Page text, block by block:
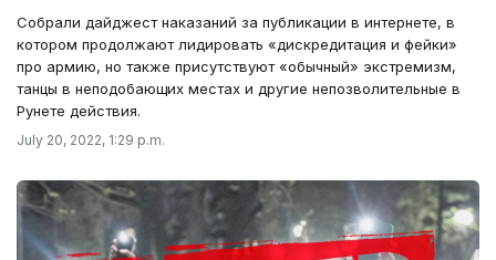
Собрали дайджест наказаний за публикации в интернете, в
котором продолжают лидировать «дискредитация и фейки»
про армию, но также присутствуют «обычный» экстремизм,
танцы в неподобающих местах и другие непозволительные в
Рунете действия.
July 20, 2022, 1:29 p.m.